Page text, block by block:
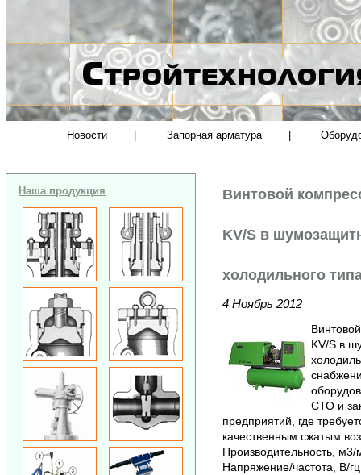
Новости Запорная арматура
Наша продукция Винтовой
KV/S в
холодильного
4 Ноябрь 2012
KV/S в
СТО и
предприятий, где
качественным сжатым
Производительность,
Напряжение/частота, В/